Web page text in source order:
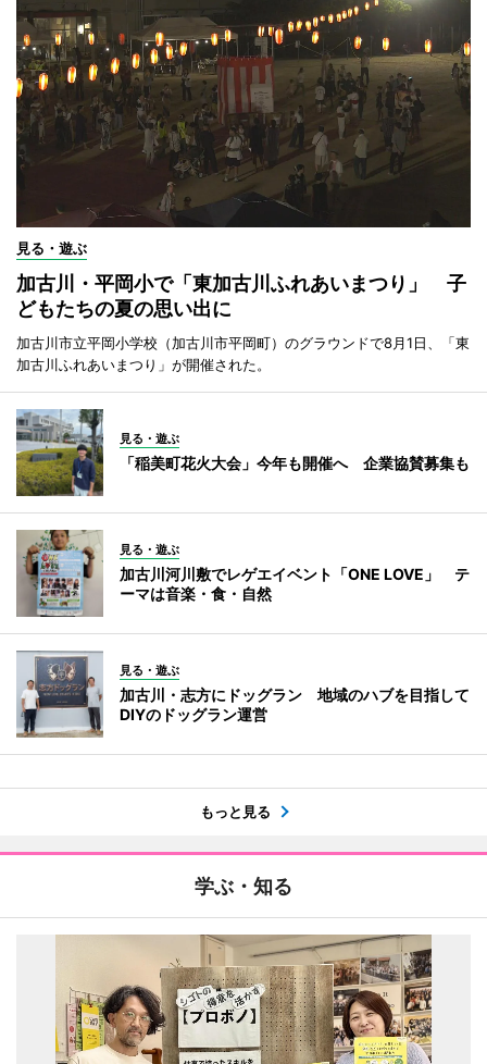
見る・遊ぶ
加古川・平岡小で「東加古川ふれあいまつり」 子
どもたちの夏の思い出に
加古川市立平岡小学校（加古川市平岡町）のグラウンドで8月1日、「東
加古川ふれあいまつり」が開催された。
見る・遊ぶ
「稲美町花火大会」今年も開催へ 企業協賛募集も
見る・遊ぶ
加古川河川敷でレゲエイベント「ONE LOVE」 テ
ーマは音楽・食・自然
見る・遊ぶ
加古川・志方にドッグラン 地域のハブを目指して
DIYのドッグラン運営
もっと見る
学ぶ・知る